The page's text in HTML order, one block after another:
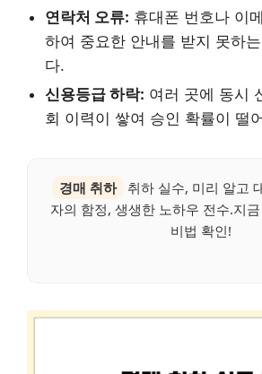
연락처 오류: 휴대폰 번호나 이
하여 중요한 안내를 받지 못하
다.
신용등급 하락: 여러 곳에 동시
회 이력이 쌓여 승인 확률이 떨
경매 취하
취하 실수, 미리 알고
자의 함정, 생생한 노하우 전수.지
비법 확인!